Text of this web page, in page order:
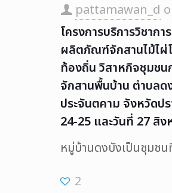
pattamawan_d
โครงการบริการวิชาก
ผลิตภัณฑ์จักสานไม้ไ
ท้องถิ่น วิสาหกิจชุมช
จักสานพื้นบ้าน ตำบลด
ประจันตคาม จังหวัดป
24-25 และวันที่ 27 สิ
หมู่บ้านดงบังเป็นชุมช
2